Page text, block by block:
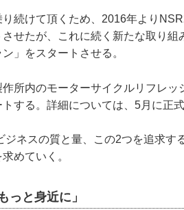
続けて頂くため、2016年より
せたが、これに続く新たな取り
」をスタートさせる。
所内のモーターサイクルリフレッ
する。詳細については、5月に正式
ネスの質と量、この2つを追求す
めていく。
っと身近に」